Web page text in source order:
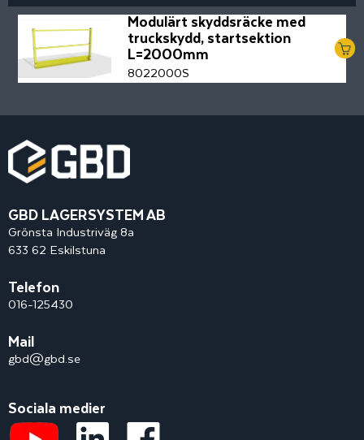
Modulärt skyddsräcke med
truckskydd, startsektion
L=2000mm
8022000S
GBD LAGERSYSTEM AB
Grönsta Industriväg 8a
633 62 Eskilstuna
Telefon
016-125430
Mail
gbd@gbd.se
Sociala medier